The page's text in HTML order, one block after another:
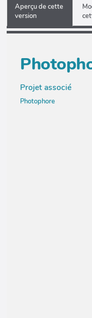
Aperçu de cette
version
Projet associé
Photophore